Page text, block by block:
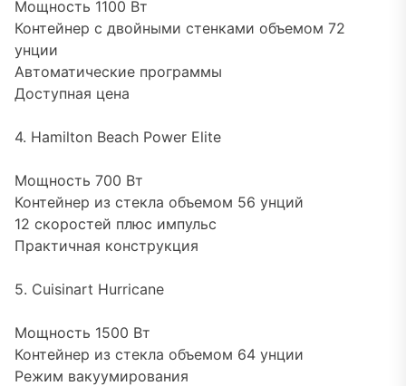
Мощность 1100 Вт
Контейнер с двойными стенками объемом 72
унции
Автоматические программы
Доступная цена
4. Hamilton Beach Power Elite
Мощность 700 Вт
Контейнер из стекла объемом 56 унций
12 скоростей плюс импульс
Практичная конструкция
5. Cuisinart Hurricane
Мощность 1500 Вт
Контейнер из стекла объемом 64 унции
Режим вакуумирования